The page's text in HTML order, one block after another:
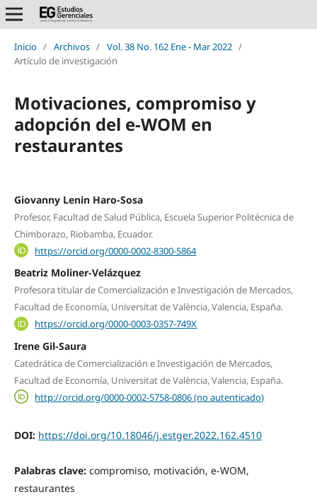
Inicio / Archivos / Vol. 38 No. 162 Ene - Mar 2022 /
Artículo de investigación
Motivaciones, compromiso y
adopción del e-WOM en
restaurantes
Giovanny Lenin Haro-Sosa
Profesor, Facultad de Salud Pública, Escuela Superior Politécnica de
Chimborazo, Riobamba, Ecuador.
https://orcid.org/0000-0002-8300-5864
Beatriz Moliner-Velázquez
Profesora titular de Comercialización e Investigación de Mercados,
Facultad de Economía, Universitat de València, Valencia, España.
https://orcid.org/0000-0003-0357-749X
Irene Gil-Saura
Catedrática de Comercialización e Investigación de Mercados,
Facultad de Economía, Universitat de València, Valencia, España.
http://orcid.org/0000-0002-5758-0806 (no autenticado)
DOI: https://doi.org/10.18046/j.estger.2022.162.4510
Palabras clave: compromiso, motivación, e-WOM,
restaurantes